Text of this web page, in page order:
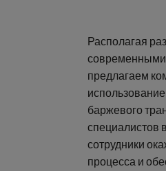
Располагая
предлагаем
баржевого
специалистов
сотрудники
процесса и